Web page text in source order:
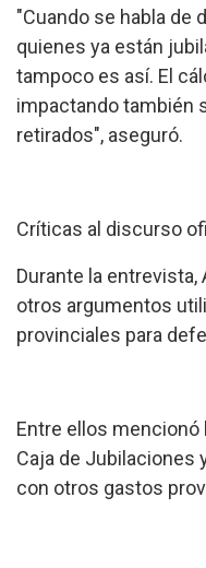
"Cuando se habla de
quienes ya están
tampoco es así. El
impactando también
retirados", aseguró.
Críticas al discurso
Durante la
otros argumentos
provinciales para
Entre ellos
Caja de Jubilaciones
con otros gastos